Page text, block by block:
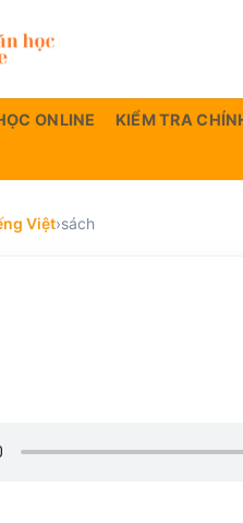
ONLINE KIỂM TRA
Việt›sách